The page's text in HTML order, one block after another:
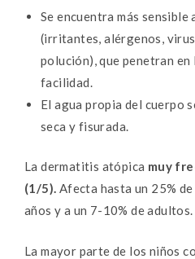
Se encuentra más
(irritantes, alérgenos,
polución), que penetran en
facilidad.
El agua propia del cuerpo
seca y fisurada.
La dermatitis atópica muy
(1/5). Afecta hasta un 25%
años y a un 7-10% de adultos.
La mayor parte de los niños